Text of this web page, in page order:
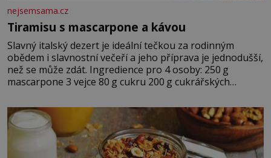
nejsemsama.cz
Tiramisu s mascarpone a kávou
Slavný italský dezert je ideální tečkou za rodinným
obědem i slavnostní večeří a jeho příprava je jednodušší,
než se může zdát. Ingredience pro 4 osoby: 250 g
mascarpone 3 vejce 80 g cukru 200 g cukrářských
posypání Postup: Oddělte žloutky od bílků. Žloutky
vyšlehejte s cukrem do světlé pěny a postupně do nich
vmíchejte mascarpone, aby vznikl hladký